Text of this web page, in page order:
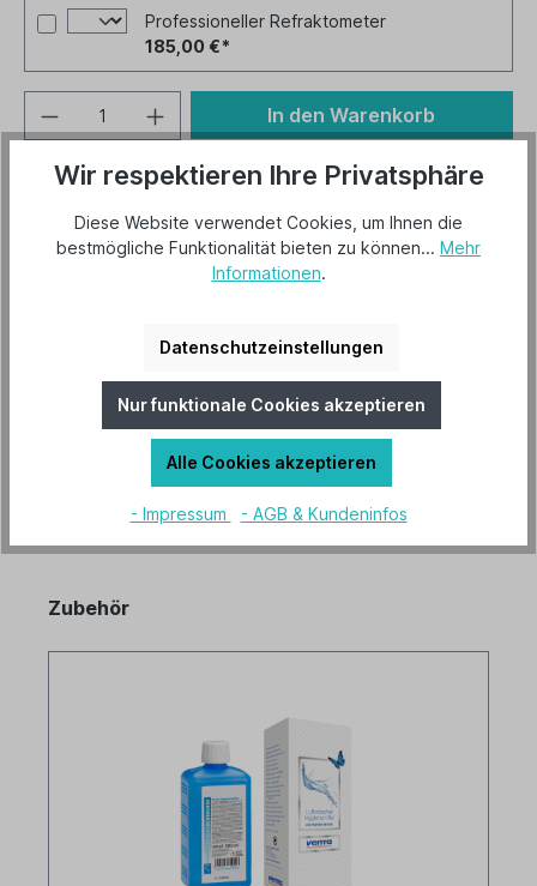
Professioneller Refraktometer
185,00 €*
In den Warenkorb
Artikel-Nr.:LW24p-5230000
Herstellerinformationen
Hersteller "Venta"
Mehr lesen
Zubehör
Wir respektieren Ihre Privatsphäre
Diese Website verwendet Cookies, um Ihnen die
bestmögliche Funktionalität bieten zu können... Mehr
Informationen.
Datenschutzeinstellungen
Nur funktionale Cookies akzeptieren
Alle Cookies akzeptieren
- Impressum - AGB & Kundeninfos